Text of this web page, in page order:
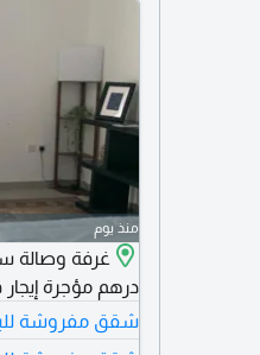
منذ يوم
درهم مؤجرة إيجار قديم 21 ألف
شقق مفروشة